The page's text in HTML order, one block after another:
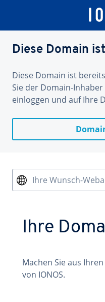
Diese Domain
Diese Domain ist
Sie der Domain-
einloggen und auf Ihre
Ihre Wunsch-
Ihre
Machen Sie aus
von IONOS.